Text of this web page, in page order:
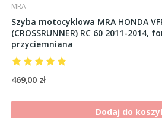
MRA
Szyba motocyklowa MRA HONDA
(CROSSRUNNER) RC 60 2011-2014,
przyciemniana
469,00 zł
Dodaj do